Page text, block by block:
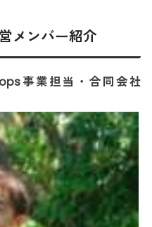
メンバー紹介
事業担当・合同会社